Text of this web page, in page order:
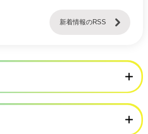
新着情報のRSS